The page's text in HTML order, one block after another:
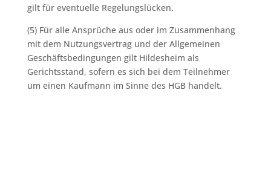
gilt für eventuelle Regelungslücken.
(5) Für alle Ansprüche aus oder im Zusammenhang
mit dem Nutzungsvertrag und der Allgemeinen
Geschäftsbedingungen gilt Hildesheim als
Gerichtsstand, sofern es sich bei dem Teilnehmer
um einen Kaufmann im Sinne des HGB handelt.